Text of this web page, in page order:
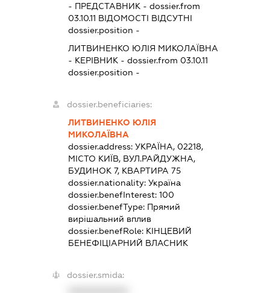
- ПРЕДСТАВНИК - dossier.from
03.10.11 ВІДОМОСТІ ВІДСУТНІ
dossier.position -
ЛИТВИНЕНКО ЮЛІЯ МИКОЛАЇВНА
- КЕРІВНИК - dossier.from 03.10.11
dossier.position -
dossier.beneficiaries:
ЛИТВИНЕНКО ЮЛІЯ
МИКОЛАЇВНА
dossier.address:УКРАЇНА, 02218,
МІСТО КИЇВ, ВУЛ.РАЙДУЖНА,
БУДИНОК 7, КВАРТИРА 75
dossier.nationality:Україна
dossier.benefInterest:100
dossier.benefType: Прямий
вирішальний вплив
dossier.benefRole: КІНЦЕВИЙ
БЕНЕФІЦІАРНИЙ ВЛАСНИК
dossier.smida: